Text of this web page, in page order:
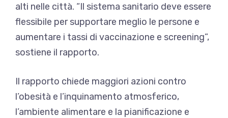
alti nelle città. “Il sistema sanitario deve essere
flessibile per supportare meglio le persone e
aumentare i tassi di vaccinazione e screening”,
sostiene il rapporto.
Il rapporto chiede maggiori azioni contro
l’obesità e l’inquinamento atmosferico,
l’ambiente alimentare e la pianificazione e